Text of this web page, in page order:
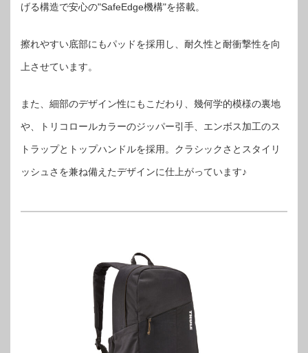
げる構造で安心の"SafeEdge機構"を搭載。
擦れやすい底部にもパッドを採用し、耐久性と耐衝撃性を向
上させています。
また、細部のデザイン性にもこだわり、幾何学的模様の裏地
や、トリコロールカラーのジッパー引手、エンボス加工のス
トラップとトップハンドルを採用。クラシックさとスタイリ
ッシュさを兼ね備えたデザインに仕上がっています♪